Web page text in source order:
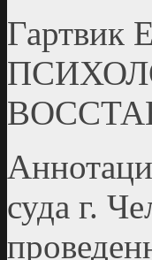
суда г.